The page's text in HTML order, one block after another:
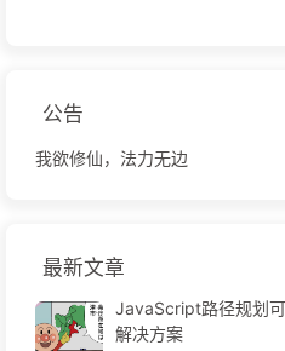
公告
我欲修仙，法力无边
最新文章
JavaScript路径规划
解决方案